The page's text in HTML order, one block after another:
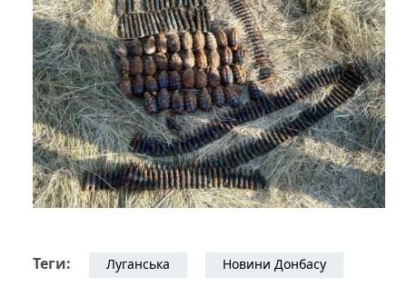
Теги: Луганська Новини Донбасу